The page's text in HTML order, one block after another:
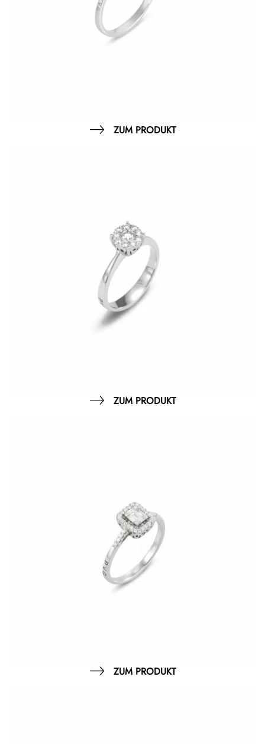
ZUM PRODUKT
ZUM PRODUKT
ZUM PRODUKT